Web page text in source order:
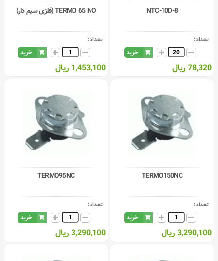
NTC-10D-8
تعداد:
خرید
78,320 ریال
TERMO 65 NO (فلزی سیم دار)
تعداد:
خرید
1,453,100 ریال
TERMO150NC
تعداد:
خرید
3,290,100 ریال
TERMO95NC
تعداد:
خرید
3,290,100 ریال